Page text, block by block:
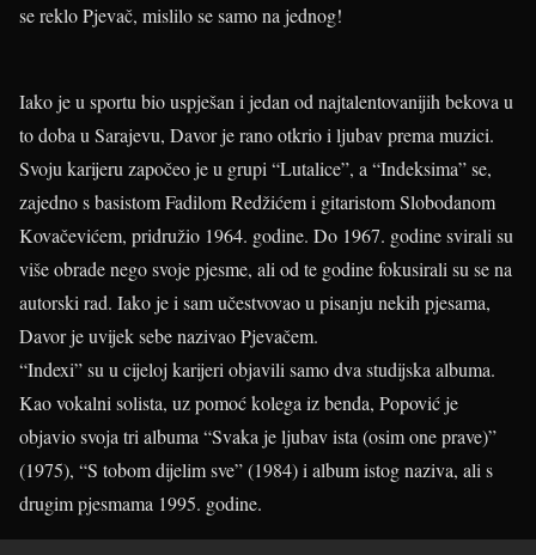
se reklo Pjevač, mislilo se samo na jednog!
Iako je u sportu bio uspješan i jedan od najtalentovanijih bekova u
to doba u Sarajevu, Davor je rano otkrio i ljubav prema muzici.
Svoju karijeru započeo je u grupi “Lutalice”, a “Indeksima” se,
zajedno s basistom Fadilom Redžićem i gitaristom Slobodanom
Kovačevićem, pridružio 1964. godine. Do 1967. godine svirali su
više obrade nego svoje pjesme, ali od te godine fokusirali su se na
autorski rad. Iako je i sam učestvovao u pisanju nekih pjesama,
Davor je uvijek sebe nazivao Pjevačem.
“Indexi” su u cijeloj karijeri objavili samo dva studijska albuma.
Kao vokalni solista, uz pomoć kolega iz benda, Popović je
objavio svoja tri albuma “Svaka je ljubav ista (osim one prave)”
(1975), “S tobom dijelim sve” (1984) i album istog naziva, ali s
drugim pjesmama 1995. godine.